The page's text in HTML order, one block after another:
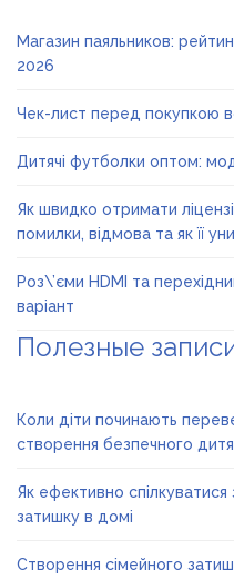
Магазин паяльников:
2026
Чек-лист перед покупкою
Дитячі футболки оптом:
Як швидко отримати
помилки, відмова та як її
Роз\’єми HDMI та
варіант
Полезные
Коли діти починають
створення безпечного
Як ефективно
затишку в домі
Створення сімейного